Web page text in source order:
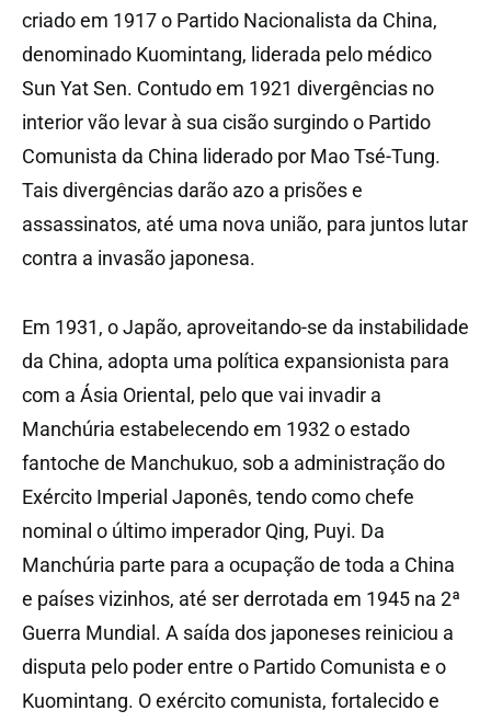
criado em 1917 o Partido Nacionalista da China,
denominado Kuomintang, liderada pelo médico
Sun Yat Sen. Contudo em 1921 divergências no
interior vão levar à sua cisão surgindo o Partido
Comunista da China liderado por Mao Tsé-Tung.
Tais divergências darão azo a prisões e
assassinatos, até uma nova união, para juntos lutar
contra a invasão japonesa.
Em 1931, o Japão, aproveitando-se da instabilidade
da China, adopta uma política expansionista para
com a Ásia Oriental, pelo que vai invadir a
Manchúria estabelecendo em 1932 o estado
fantoche de Manchukuo, sob a administração do
Exército Imperial Japonês, tendo como chefe
nominal o último imperador Qing, Puyi. Da
Manchúria parte para a ocupação de toda a China
e países vizinhos, até ser derrotada em 1945 na 2ª
Guerra Mundial. A saída dos japoneses reiniciou a
disputa pelo poder entre o Partido Comunista e o
Kuomintang. O exército comunista, fortalecido e